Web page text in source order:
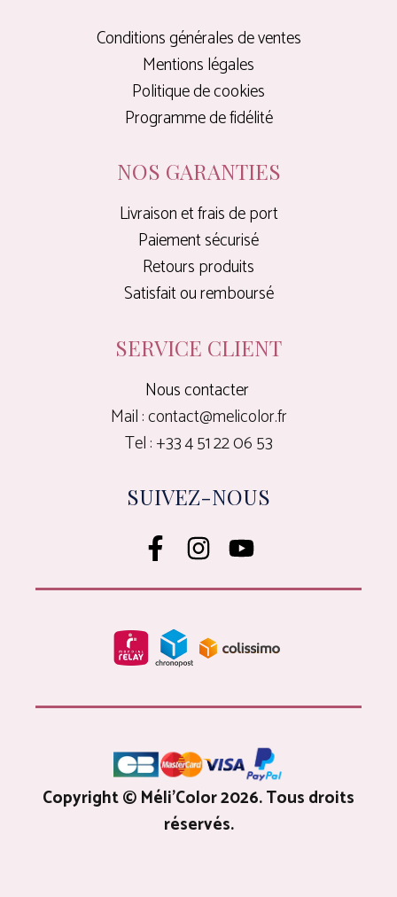
Conditions générales de ventes
Mentions légales
Politique de cookies
Programme de fidélité
NOS GARANTIES
Livraison et frais de port
Paiement sécurisé
Retours produits
Satisfait ou remboursé
SERVICE CLIENT
Nous contacter
Mail : contact@melicolor.fr
Tel : +33 4 51 22 06 53
SUIVEZ-NOUS
Copyright © Méli'Color 2026. Tous droits
réservés.